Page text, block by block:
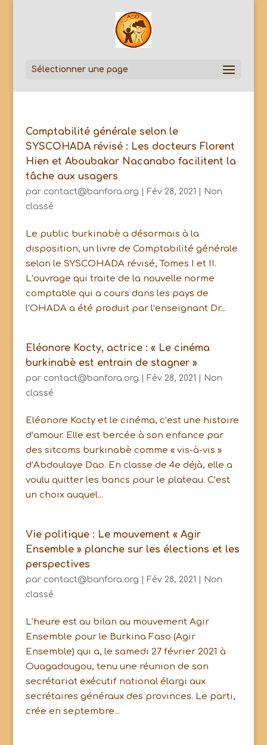
Sélectionner une page
Comptabilité générale selon le
SYSCOHADA révisé : Les docteurs Florent
Hien et Aboubakar Nacanabo facilitent la
tâche aux usagers
par contact@banfora.org Fév 28, 2021
Non
classé
Le public burkinabè a désormais à la
disposition, un livre de Comptabilité générale
selon le SYSCOHADA révisé, Tomes I et II.
L’ouvrage qui traite de la nouvelle norme
comptable qui a cours dans les pays de
l’OHADA a été produit par l’enseignant Dr...
Eléonore Kocty, actrice : « Le cinéma
burkinabè est entrain de stagner »
par contact@banfora.org Fév 28, 2021
Non
classé
Eléonore Kocty et le cinéma, c’est une histoire
d’amour. Elle est bercée à son enfance par
des sitcoms burkinabè comme « vis-à-vis »
d’Abdoulaye Dao. En classe de 4e déjà, elle a
voulu quitter les bancs pour le plateau. C’est
un choix auquel...
Vie politique : Le mouvement « Agir
Ensemble » planche sur les élections et les
perspectives
par contact@banfora.org Fév 28, 2021
Non
classé
L’heure est au bilan au mouvement Agir
Ensemble pour le Burkina Faso (Agir
Ensemble) qui a, le samedi 27 février 2021 à
Ouagadougou, tenu une réunion de son
secrétariat exécutif national élargi aux
secrétaires généraux des provinces. Le parti,
crée en septembre...